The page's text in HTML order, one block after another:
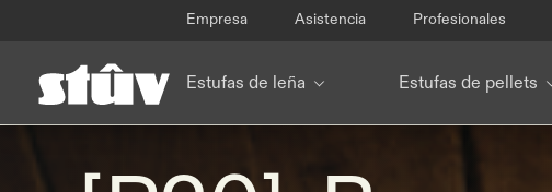
Empresa Asistencia Profesionales
Estufas de leña Estufas de pellets